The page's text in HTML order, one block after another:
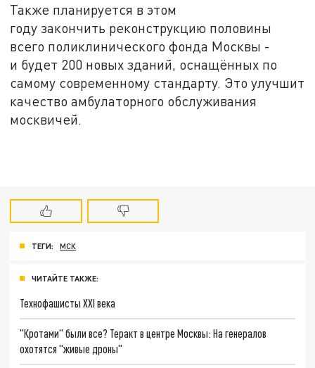
Также планируется в этом
году закончить реконструкцию половины
всего поликлинического фонда Москвы -
и будет 200 новых зданий, оснащённых по
самому современному стандарту. Это улучшит
качество амбулаторного обслуживания
москвичей.
ТЕГИ: МСК
ЧИТАЙТЕ ТАКЖЕ:
Технофашисты XXI века
"Кротами" были все? Теракт в центре Москвы: На генералов
охотятся "живые дроны"